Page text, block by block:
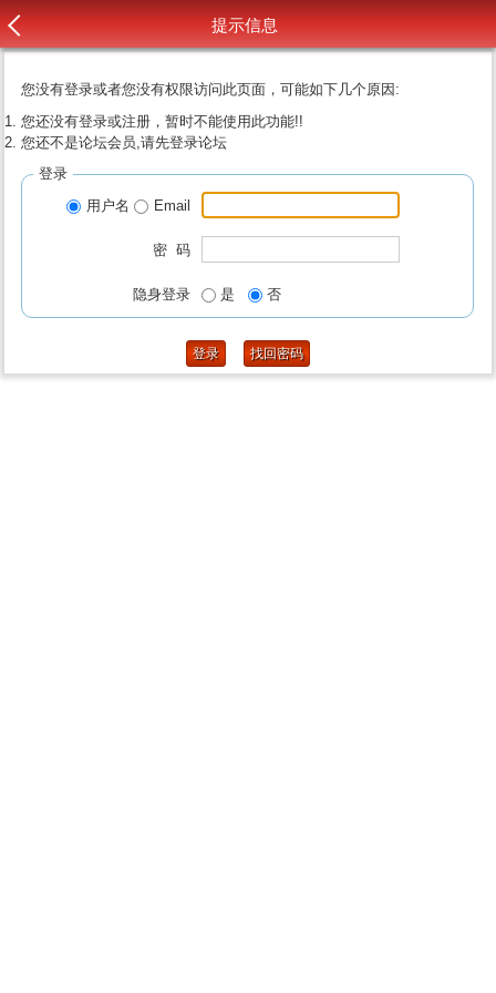
提示信息
您没有登录或者您没有权限访问此页面，可能如下几个原因:
您还没有登录或注册，暂时不能使用此功能!!
您还不是论坛会员,请先登录论坛
登录
用户名
Email
密 码
隐身登录 是 否